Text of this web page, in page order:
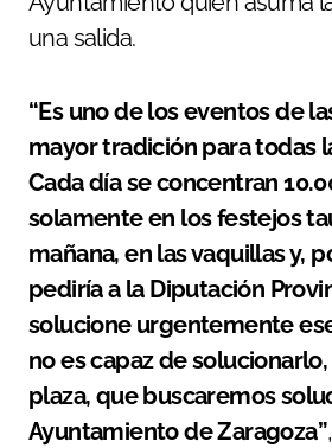
una salida.
“Es uno de los eventos de
mayor tradición para todas
Cada día se concentran
solamente en los festejos
mañana, en las vaquillas y,
pediría a la Diputación
solucione urgentemente
no es capaz de
plaza, que buscaremos
Ayuntamiento de Zaragoza”